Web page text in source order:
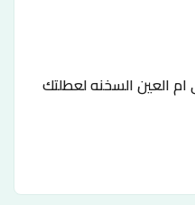
العين السخنه لعطلتك